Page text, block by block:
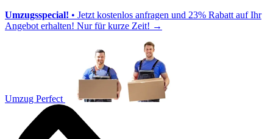
Umzugsspecial! • Jetzt kostenlos anfragen und 23% Rabatt auf Ihr
Angebot erhalten! Nur für kurze Zeit! →
Umzug Perfect